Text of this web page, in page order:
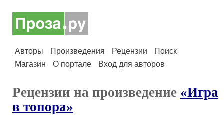
Авторы Произведения Рецензии
Поиск
Магазин
О портале Вход для авторов
Рецензии на произведение «Игра
в топора»